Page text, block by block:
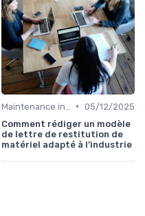
• 05/12/2025
Comment rédiger un modèle
de lettre de restitution de
matériel adapté à l’industrie